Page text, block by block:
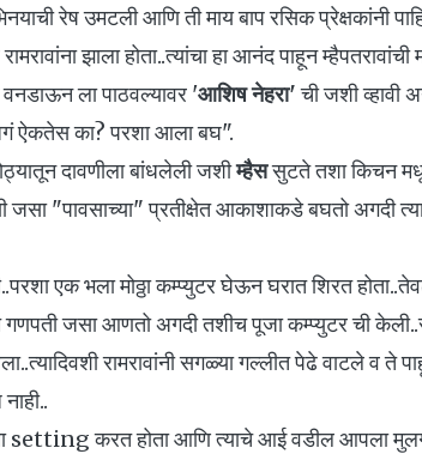
रेष उमटली आणि ती माय बाप रसिक प्रेक्षकांनी
झाला होता..त्यांचा हा आनंद पाहून म्हैपतरावांची
वनडाऊन ला पाठवल्यावर 'आशिष नेहरा'ची जशी व्हावी
ऐकतेस का? परशा आला बघ".
दावणीला बांधलेली जशीम्हैससुटते तशा किचन
जसा "पावसाच्या" प्रतीक्षेत आकाशाकडे बघतो अगदी
एक भला मोठ्ठा कम्प्युटर घेऊन घरात शिरत
जसा आणतो अगदी तशीच पूजा कम्प्युटर ची
रामरावांनी सगळ्या गल्लीत पेढे वाटले व ते
setting करत होता आणि त्याचे आई वडील आपला